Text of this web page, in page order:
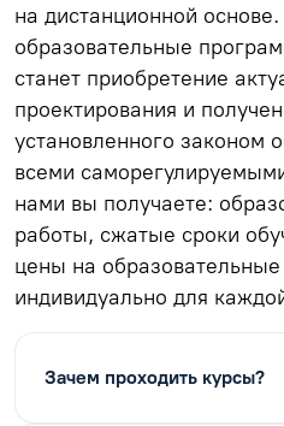
на дистанционной
образовательные
станет приобретение
проектирования и
установленного законом
всеми
нами вы получаете:
работы, сжатые сроки
цены на
индивидуально для
Зачем проходить курсы?